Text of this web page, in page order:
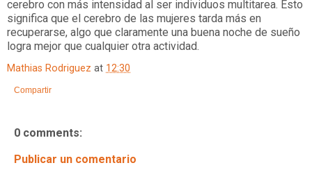
cerebro con más intensidad al ser individuos multitarea. Esto
significa que el cerebro de las mujeres tarda más en
recuperarse, algo que claramente una buena noche de sueño
logra mejor que cualquier otra actividad.
Mathias Rodriguez at 12:30
Compartir
0 comments:
Publicar un comentario